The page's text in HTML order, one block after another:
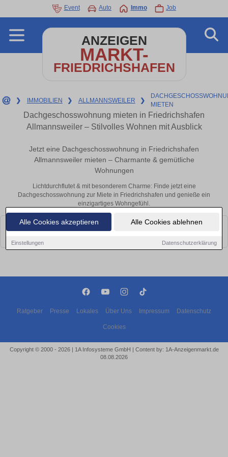
Alle Cookies akzeptieren Alle Cookies ablehnen
Einstellungen Datenschutzerklärung
Event Auto Immo Job
ANZEIGEN
MARKT-
FRIEDRICHSHAFEN
❯ IMMOBILIEN ❯ ALLMANNSWEILER ❯
MIETEN
Dachgeschosswohnung mieten in Friedrichshafen
Allmannsweiler – Stilvolles Wohnen mit Ausblick
Jetzt eine Dachgeschosswohnung in Friedrichshafen
Allmannsweiler mieten – Charmante & gemütliche
Wohnungen
Lichtdurchflutet & mit besonderem Charme: Finde jetzt eine
Dachgeschosswohnung zur Miete in Friedrichshafen und genieße ein
einzigartiges Wohngefühl.
Leider konnten wir derzeit keine passenden Objekte finden. Schauen Sie
Ratgeber Presse Lokales Über Uns Impressum Datenschutz
Cookies
Copyright © 2000 - 2026 | 1A Infosysteme GmbH | Content by: 1A-Anzeigenmarkt.de
08.08.2026